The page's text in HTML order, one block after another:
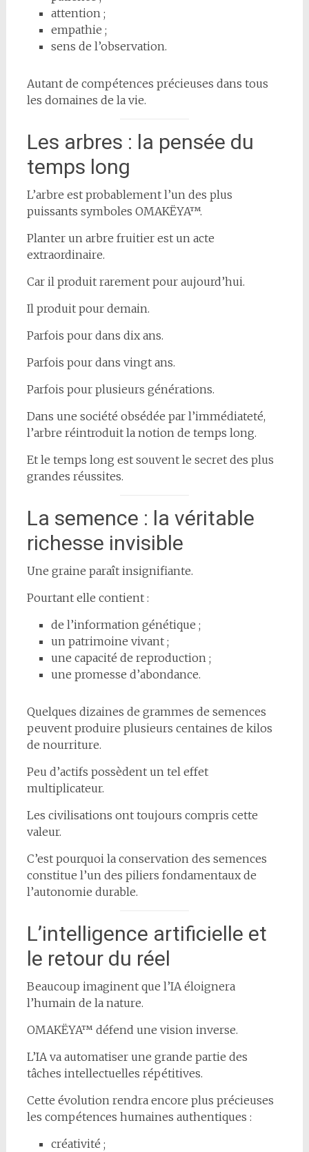
attention ;
empathie ;
sens de l’observation.
Autant de compétences précieuses dans tous
les domaines de la vie.
Les arbres : la pensée du
temps long
L’arbre est probablement l’un des plus
puissants symboles OMAKËYA™.
Planter un arbre fruitier est un acte
extraordinaire.
Car il produit rarement pour aujourd’hui.
Il produit pour demain.
Parfois pour dans dix ans.
Parfois pour dans vingt ans.
Parfois pour plusieurs générations.
Dans une société obsédée par l’immédiateté,
l’arbre réintroduit la notion de temps long.
Et le temps long est souvent le secret des plus
grandes réussites.
La semence : la véritable
richesse invisible
Une graine paraît insignifiante.
Pourtant elle contient :
de l’information génétique ;
un patrimoine vivant ;
une capacité de reproduction ;
une promesse d’abondance.
Quelques dizaines de grammes de semences
peuvent produire plusieurs centaines de kilos
de nourriture.
Peu d’actifs possèdent un tel effet
multiplicateur.
Les civilisations ont toujours compris cette
valeur.
C’est pourquoi la conservation des semences
constitue l’un des piliers fondamentaux de
l’autonomie durable.
L’intelligence artificielle et
le retour du réel
Beaucoup imaginent que l’IA éloignera
l’humain de la nature.
OMAKËYA™ défend une vision inverse.
L’IA va automatiser une grande partie des
tâches intellectuelles répétitives.
Cette évolution rendra encore plus précieuses
les compétences humaines authentiques :
créativité ;